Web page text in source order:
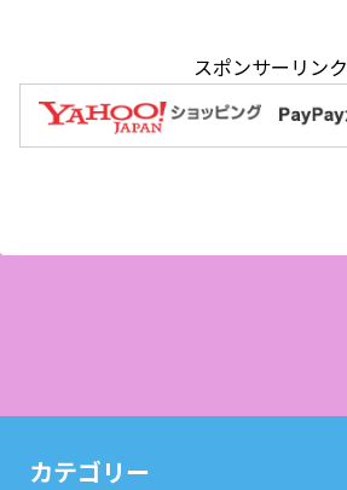
スポンサーリンク
カテゴリー